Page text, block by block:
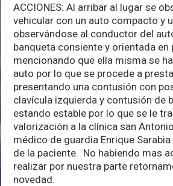
ACCIONES: Al arribar al lugar se
vehicular con un auto compacto y
observándose al conductor del
banqueta consiente y orientada
mencionando que ella misma se
auto por lo que se procede a
presentando una contusión con
clavícula izquierda y contusión de
estando estable por lo que se le
valorización a la clínica san
médico de guardia Enrique
de la paciente. No habiendo mas
realizar por nuestra parte
novedad.